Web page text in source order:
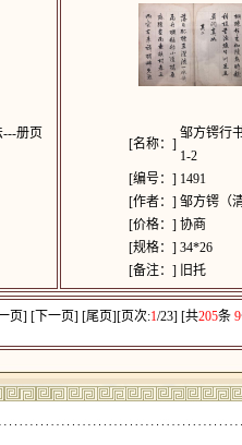
册页
[名称：]
邹方锷行
1-2
[编号：] 1491
[作者：]邹方锷（
[价格：]协商
[规格：]34*26
[备注：]
旧托
页] [ 下一页] [尾页][页次:1/23] [共205条9